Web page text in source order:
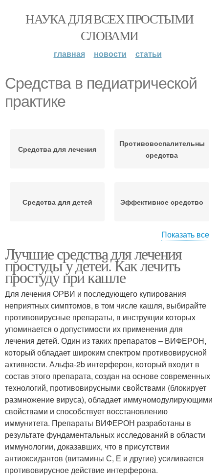
НАУКА ДЛЯ ВСЕХ ПРОСТЫМИ
СЛОВАМИ
главная новости статьи
Средства в педиатрической
практике
Средства для лечения
Противовоспалительные
средства
Средства для детей Эффективное средство
Средство от простуды
средства
Показать все
Лучшие средства для лечения
простуды у детей. Как лечить
простуду при кашле
Для лечения ОРВИ и последующего купирования
неприятных симптомов, в том числе кашля, выбирайте
противовирусные препараты, в инструкции которых
упоминается о допустимости их применения для
лечения детей. Один из таких препаратов – ВИФЕРОН,
который обладает широким спектром противовирусной
активности. Альфа-2b интерферон, который входит в
состав этого препарата, создан на основе современных
технологий, противовирусными свойствами (блокирует
размножение вируса), обладает иммуномодулирующими
свойствами и способствует восстановлению
иммунитета. Препараты ВИФЕРОН разработаны в
результате фундаментальных исследований в области
иммунологии, доказавших, что в присутствии
антиоксидантов (витамины С, Е и другие) усиливается
противовирусное действие интерферона.